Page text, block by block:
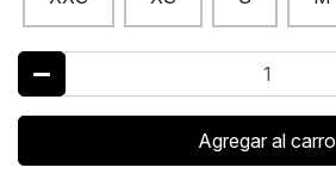
Agregar al carro